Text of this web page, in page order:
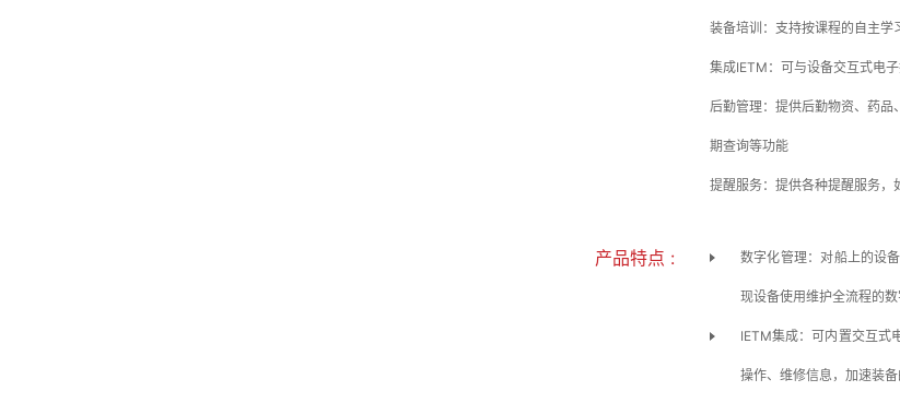
装备培训：支持按课程的自主学
集成IETM：可与设备交互式电
后勤管理：提供后勤物资、药
期查询等功能
提醒服务：提供各种提醒服务
产品特点 : 数字化管理：对船上的设
现设备使用维护全流程的数
IETM集成：可内置交互式
操作、维修信息，加速装备